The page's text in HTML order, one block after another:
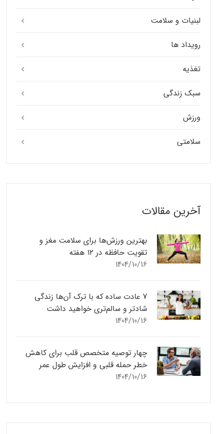
لبنیات و سلامت
رویداد ها
تغذیه
سبک زندگی
ورزش
سلامتی
آخرین مقالات
بهترین ورزش‌ها برای سلامت مغز و
تقویت حافظه در ۱۲ هفته
1404/10/16
7 عادت ساده که با ترک آن‌ها زندگی
شادتر و سالم‌تری خواهید داشت
1404/10/16
چهار توصیه متخصص قلب برای کاهش
خطر حمله قلبی و افزایش طول عمر
1404/10/16